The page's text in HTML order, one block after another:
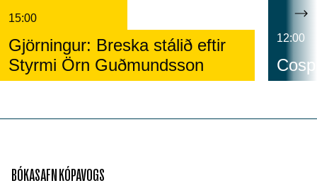
15:00
Gjörningur: Breska stálið eftir
Styrmi Örn Guðmundsson
12:00
BÓKASAFN KÓPAVOGS